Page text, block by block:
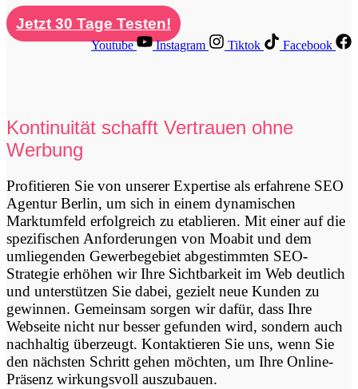
Jetzt 30 Tage Testen!
Youtube Instagram Tiktok Facebook
Kontinuität schafft Vertrauen ohne
Werbung
Profitieren Sie von unserer Expertise als erfahrene SEO
Agentur Berlin, um sich in einem dynamischen
Marktumfeld erfolgreich zu etablieren. Mit einer auf die
spezifischen Anforderungen von Moabit und dem
umliegenden Gewerbegebiet abgestimmten SEO-
Strategie erhöhen wir Ihre Sichtbarkeit im Web deutlich
und unterstützen Sie dabei, gezielt neue Kunden zu
gewinnen. Gemeinsam sorgen wir dafür, dass Ihre
Webseite nicht nur besser gefunden wird, sondern auch
nachhaltig überzeugt. Kontaktieren Sie uns, wenn Sie
den nächsten Schritt gehen möchten, um Ihre Online-
Präsenz wirkungsvoll auszubauen.